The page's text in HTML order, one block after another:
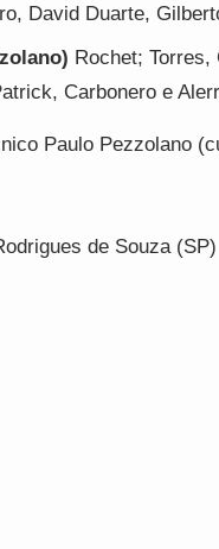
David Duarte,
Rochet; Torres,
Carbonero e
Paulo Pezzolano
de Souza (SP)